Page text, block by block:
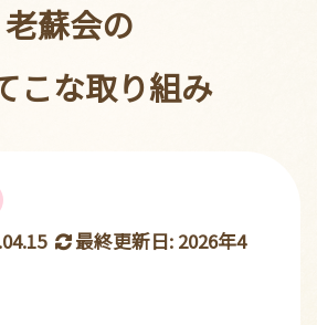
老蘇会の
こな取り組み
最終更新日: 2026年4